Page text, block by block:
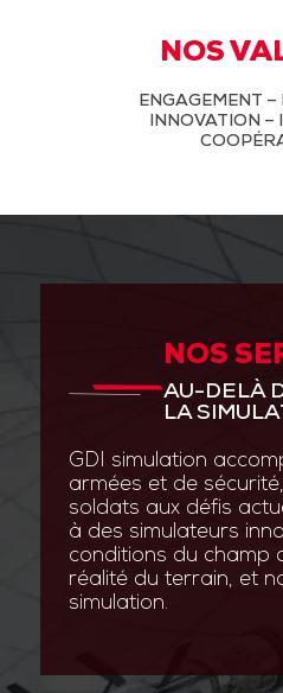
NOS
ENGAGEMENT –
INNOVATION –
NOS
AU-DELÀ
LA
GDI simulation
armées et de
soldats aux défis
à des simulateurs
conditions du champ
réalité du terrain, et
simulation.